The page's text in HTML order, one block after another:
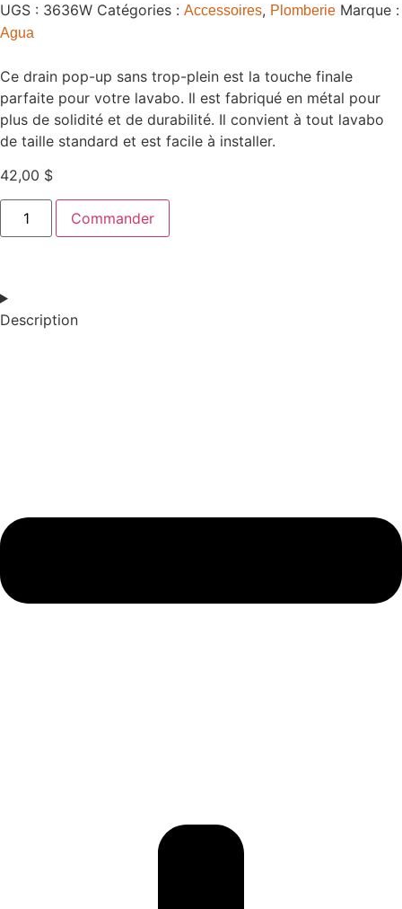
UGS : 3636W Catégories : Accessoires, Plomberie Marque :
Agua
Ce drain pop-up sans trop-plein est la touche finale
parfaite pour votre lavabo. Il est fabriqué en métal pour
plus de solidité et de durabilité. Il convient à tout lavabo
de taille standard et est facile à installer.
42,00 $
Commander
Description